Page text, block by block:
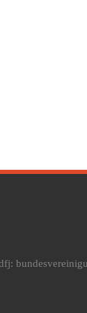
verdient